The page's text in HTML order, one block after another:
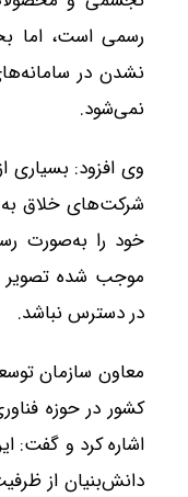
رسمی است، اما
نشدن در
نمی‌شود.
وی افزود: بسیاری
شرکت‌های خلاق به
خود را به‌صورت
موجب شده تصویر
در دسترس نباشد.
معاون سازمان
کشور در حوزه
اشاره کرد و گفت:
دانش‌بنیان از